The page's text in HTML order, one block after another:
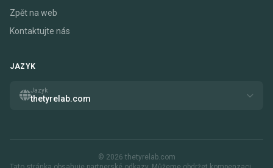
Zpět na web
Kontaktujte nás
JAZYK
Jazyk
thetyrelab.com
© 2026 thetyrelab.com